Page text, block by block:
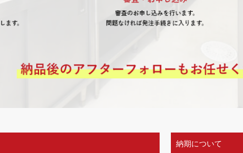
納期について